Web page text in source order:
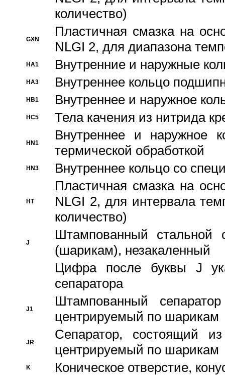
количество)
GXN
Пластичная смазка на
NLGI 2, для диапазона
HA1 Внутренние и наружные
HA3 Bнутреннее кольцо
HB1 Bнутреннее и наружное
HC5 Тела качения из нитрида
HN1
Bнутреннее и наружное
термической обработкой
HN3 Внутреннее кольцо со
HT
Пластичная смазка на
NLGI 2, для интервала
количество)
J
Штампованный стальной
(шарикам), незакаленный
Цифра после буквы J
сепаратора
J1
Штампованный
центрируемый по шарикам
JR
Сепаратор, состоящий
центрируемый по шарикам
K Коническое отверстие,